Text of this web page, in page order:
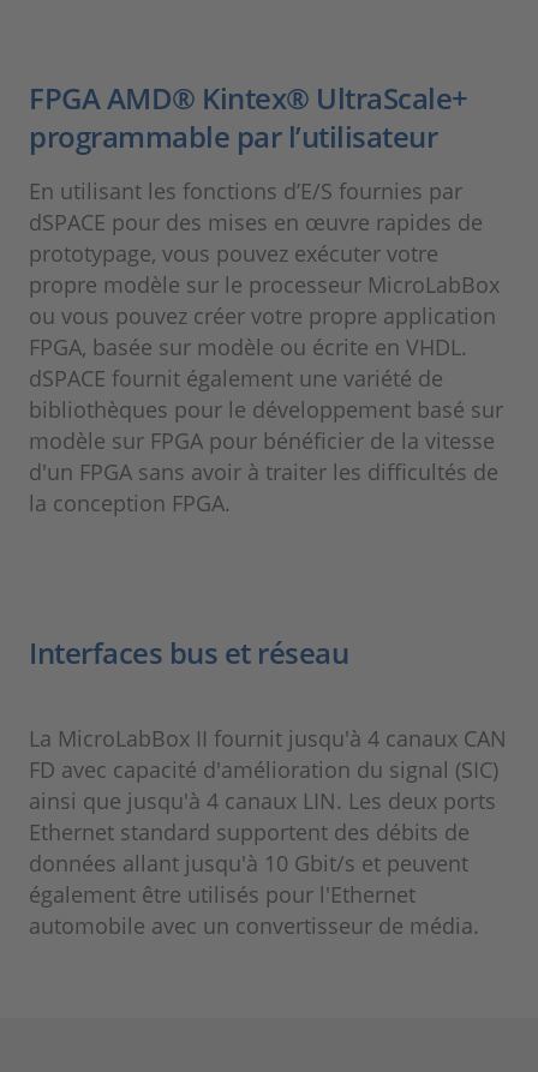
FPGA AMD® Kintex® UltraScale+
programmable par l’utilisateur
En utilisant les fonctions d’E/S fournies par
dSPACE pour des mises en œuvre rapides de
prototypage, vous pouvez exécuter votre
propre modèle sur le processeur MicroLabBox
ou vous pouvez créer votre propre application
FPGA, basée sur modèle ou écrite en VHDL.
dSPACE fournit également une variété de
bibliothèques pour le développement basé sur
modèle sur FPGA pour bénéficier de la vitesse
d'un FPGA sans avoir à traiter les difficultés de
la conception FPGA.
Interfaces bus et réseau
La MicroLabBox II fournit jusqu'à 4 canaux CAN
FD avec capacité d'amélioration du signal (SIC)
ainsi que jusqu'à 4 canaux LIN. Les deux ports
Ethernet standard supportent des débits de
données allant jusqu'à 10 Gbit/s et peuvent
également être utilisés pour l'Ethernet
automobile avec un convertisseur de média.